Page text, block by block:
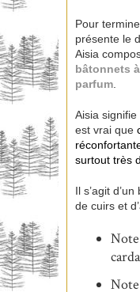
Pour
présente le
Aisia
bâtonnets
parfum
Aisia signifie
est vrai que
surtout très
Il s’agit
de cuirs et